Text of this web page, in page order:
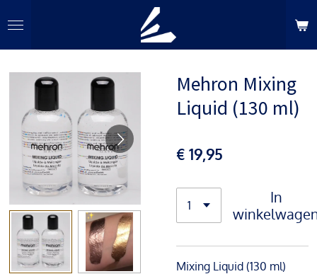
direct
naar
hoofdinhoud
Mehron Mixing
Liquid (130 ml)
€ 19,95
In
Mixing Liquid (130 ml)